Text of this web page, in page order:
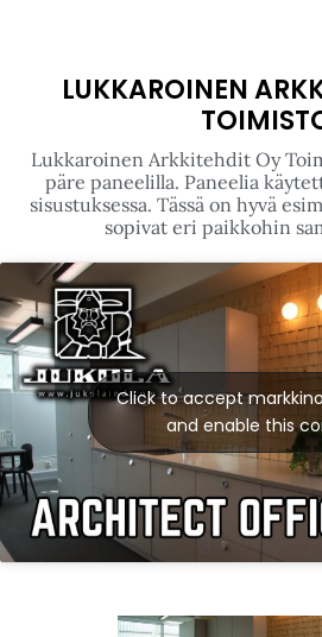
LUKKAROINEN
Lukkaroinen Arkkitehdit Oy
päre paneelilla. Paneelia
sisustuksessa. Tässä on hyvä
sopivat eri paikkohin